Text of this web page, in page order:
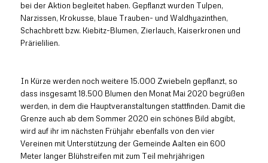
bei der Aktion begleitet haben. Gepflanzt wurden Tulpen,
Narzissen, Krokusse, blaue Trauben- und Waldhyazinthen,
Schachbrett bzw. Kiebitz-Blumen, Zierlauch, Kaiserkronen und
Prärielilien.
In Kürze werden noch weitere 15.000 Zwiebeln gepflanzt, so
dass insgesamt 18.500 Blumen den Monat Mai 2020 begrüßen
werden, in dem die Hauptveranstaltungen stattfinden. Damit die
Grenze auch ab dem Sommer 2020 ein schönes Bild abgibt,
wird auf ihr im nächsten Frühjahr ebenfalls von den vier
Vereinen mit Unterstützung der Gemeinde Aalten ein 600
Meter langer Blühstreifen mit zum Teil mehrjährigen